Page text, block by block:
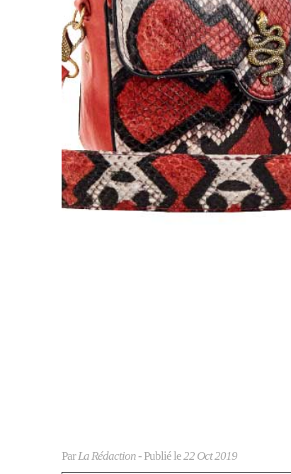
ParLa Rédaction- Publié le22 Oct 2019